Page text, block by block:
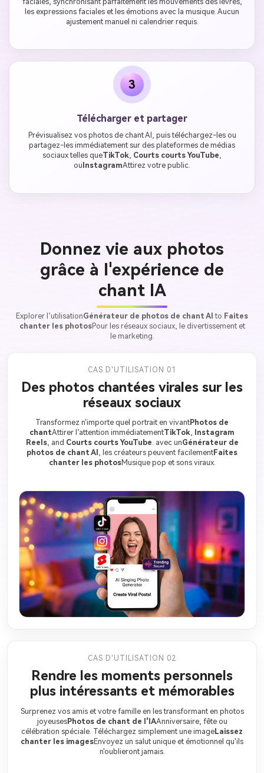
les expressions faciales et les émotions avec la musique. Aucun
ajustement manuel ni calendrier requis.
3
Télécharger et partager
Prévisualisez vos photos de chant AI, puis téléchargez-les ou
partagez-les immédiatement sur des plateformes de médias
sociaux telles queTikTok, Courts courts YouTube,
ou InstagramAttirez votre public.
Donnez vie aux photos
grâce à l'expérience de
chant IA
Explorer l’utilisationGénérateur de photos de chant AI to Faites
chanter les photosPour les réseaux sociaux, le divertissement et
le marketing.
CAS D'UTILISATION 01
Des photos chantées virales sur les
réseaux sociaux
Transformez n'importe quel portrait en vivantPhotos de
chantAttirer l’attention immédiatementTikTok, Instagram
Reels, and Courts courts YouTube. avec unGénérateur de
photos de chant AI , les créateurs peuvent facilementFaites
chanter les photosMusique pop et sons viraux.
CAS D'UTILISATION 02
Rendre les moments personnels
plus intéressants et mémorables
Surprenez vos amis et votre famille en les transformant en photos
joyeusesPhotos de chant de l'IAAnniversaire, fête ou
célébration spéciale. Téléchargez simplement une imageLaissez
chanter les imagesEnvoyez un salut unique et émotionnel qu'ils
n'oublieront jamais.